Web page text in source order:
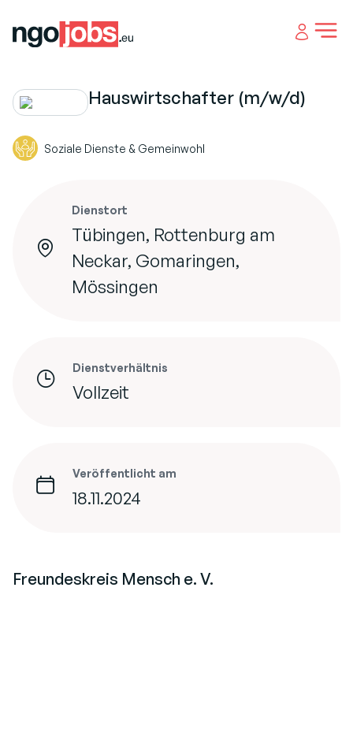
Open
Hauswirtschafter (m/w/d)
Soziale Dienste & Gemeinwohl
Dienstort
Tübingen, Rottenburg am
Neckar, Gomaringen,
Mössingen
Dienstverhältnis
Vollzeit
Veröffentlicht am
18.11.2024
Freundeskreis Mensch e. V.